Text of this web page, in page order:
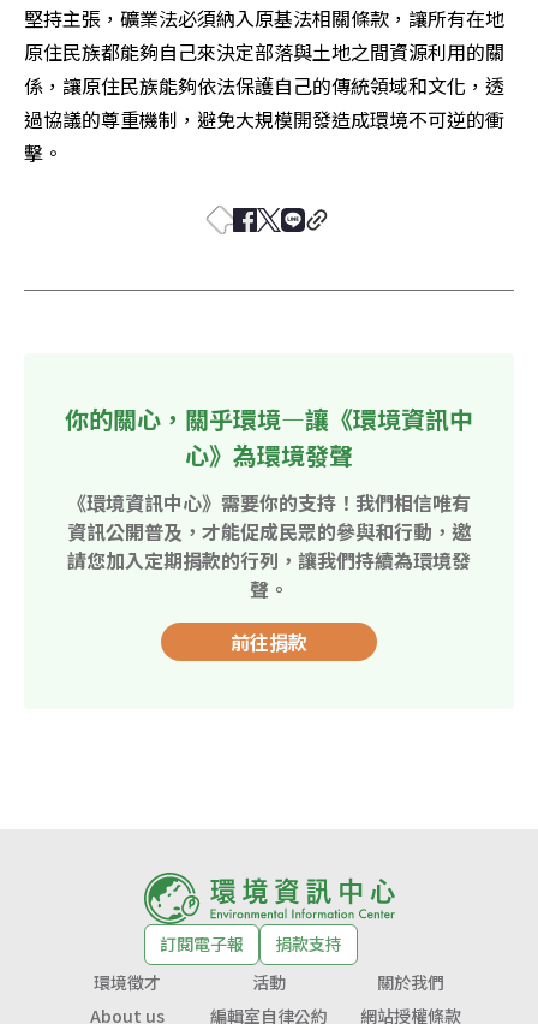
堅持主張，礦業法必須納入原基法相關條款，讓所有在地
原住民族都能夠自己來決定部落與土地之間資源利用的關
係，讓原住民族能夠依法保護自己的傳統領域和文化，透
過協議的尊重機制，避免大規模開發造成環境不可逆的衝
擊。
你的關心，關乎環境—讓《環境資訊中
心》為環境發聲
《環境資訊中心》需要你的支持！我們相信唯有
資訊公開普及，才能促成民眾的參與和行動，邀
請您加入定期捐款的行列，讓我們持續為環境發
聲。
前往捐款
訂閱電子報
捐款支持
環境徵才
活動
關於我們
About us
編輯室自律公約 網站授權條款